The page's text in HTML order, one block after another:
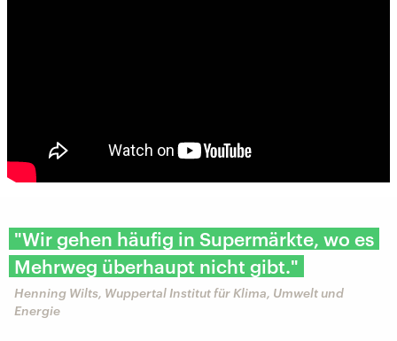
"Wir gehen häufig in Supermärkte, wo es
Mehrweg überhaupt nicht gibt."
Henning Wilts, Wuppertal Institut für Klima, Umwelt und
Energie